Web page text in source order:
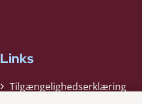
Links
Tilgængelighedserklæring